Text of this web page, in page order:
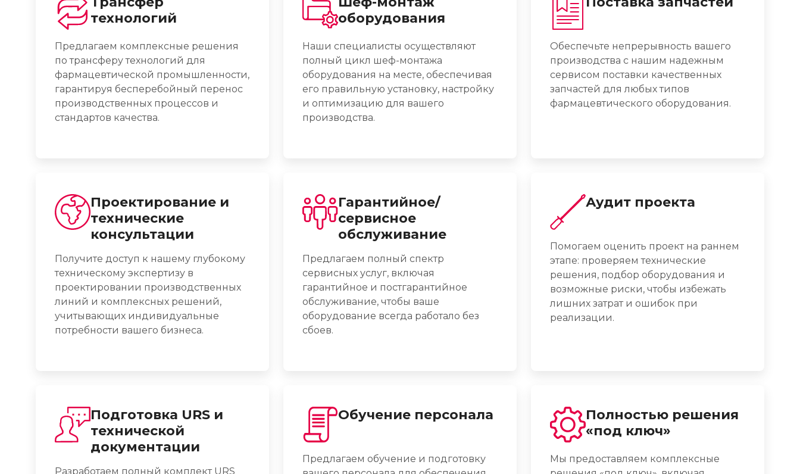
технологий
Предлагаем комплексные решения
по трансферу технологий для
фармацевтической промышленности,
гарантируя бесперебойный перенос
производственных процессов и
стандартов качества.
оборудования
Наши специалисты осуществляют
полный цикл шеф-монтажа
оборудования на месте, обеспечивая
его правильную установку, настройку
и оптимизацию для вашего
производства.
Обеспечьте непрерывность вашего
производства с нашим надежным
сервисом поставки качественных
запчастей для любых типов
фармацевтического оборудования.
Проектирование и
технические
консультации
Получите доступ к нашему глубокому
техническому экспертизу в
проектировании производственных
линий и комплексных решений,
учитывающих индивидуальные
потребности вашего бизнеса.
Гарантийное/
сервисное
обслуживание
Предлагаем полный спектр
сервисных услуг, включая
гарантийное и постгарантийное
обслуживание, чтобы ваше
оборудование всегда работало без
сбоев.
Аудит проекта
Помогаем оценить проект на раннем
этапе: проверяем технические
решения, подбор оборудования и
возможные риски, чтобы избежать
лишних затрат и ошибок при
реализации.
Подготовка URS и
технической
документации
Разработаем полный комплект URS
Обучение персонала
Предлагаем обучение и подготовку
Полностью решения
«под ключ»
Мы предоставляем комплексные